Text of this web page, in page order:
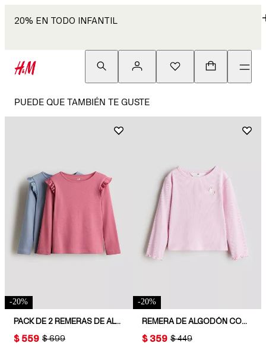
20% EN TODO INFANTIL
PUEDE QUE TAMBIÉN TE GUSTE
-20%
PACK DE 2 REMERAS DE ALGODÓN ACANALADO
ORIGINAL PRICE:
$ 699
PRICE:
$ 559
-20%
REMERA DE ALGODÓN CON DETALLE BORDADO
ORIGINAL PRICE:
$ 449
PRICE:
$ 359